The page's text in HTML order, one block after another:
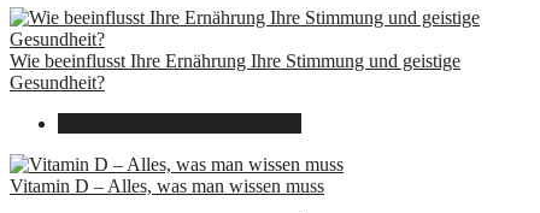
Wie beeinflusst Ihre Ernährung Ihre Stimmung und geistige
Gesundheit?
Vitamin D – Alles, was man wissen muss